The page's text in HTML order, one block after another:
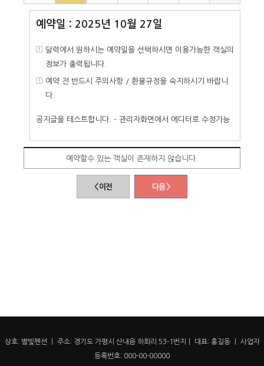
예약일 : 2025년 10월 27일
달력에서 원하시는 예약일을 선택하시면 이용가능한 객실의
정보가 출력됩니다.
예약 전 반드시 주의사항 / 환불규정을 숙지하시기 바랍니
다.
공지글을 테스트합니다. - 관리자화면에서 에디터로 수정가능
예약할수 있는 객실이 존재하지 않습니다.
< 이전 다음 >
상호: 별빛펜션 ㅣ 주소: 경기도 가평시 산내음 하회리 53-1번지ㅣ 대표: 홍길동 ㅣ 사업자
등록번호: 000-00-00000